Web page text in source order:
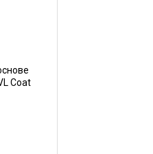
Coat